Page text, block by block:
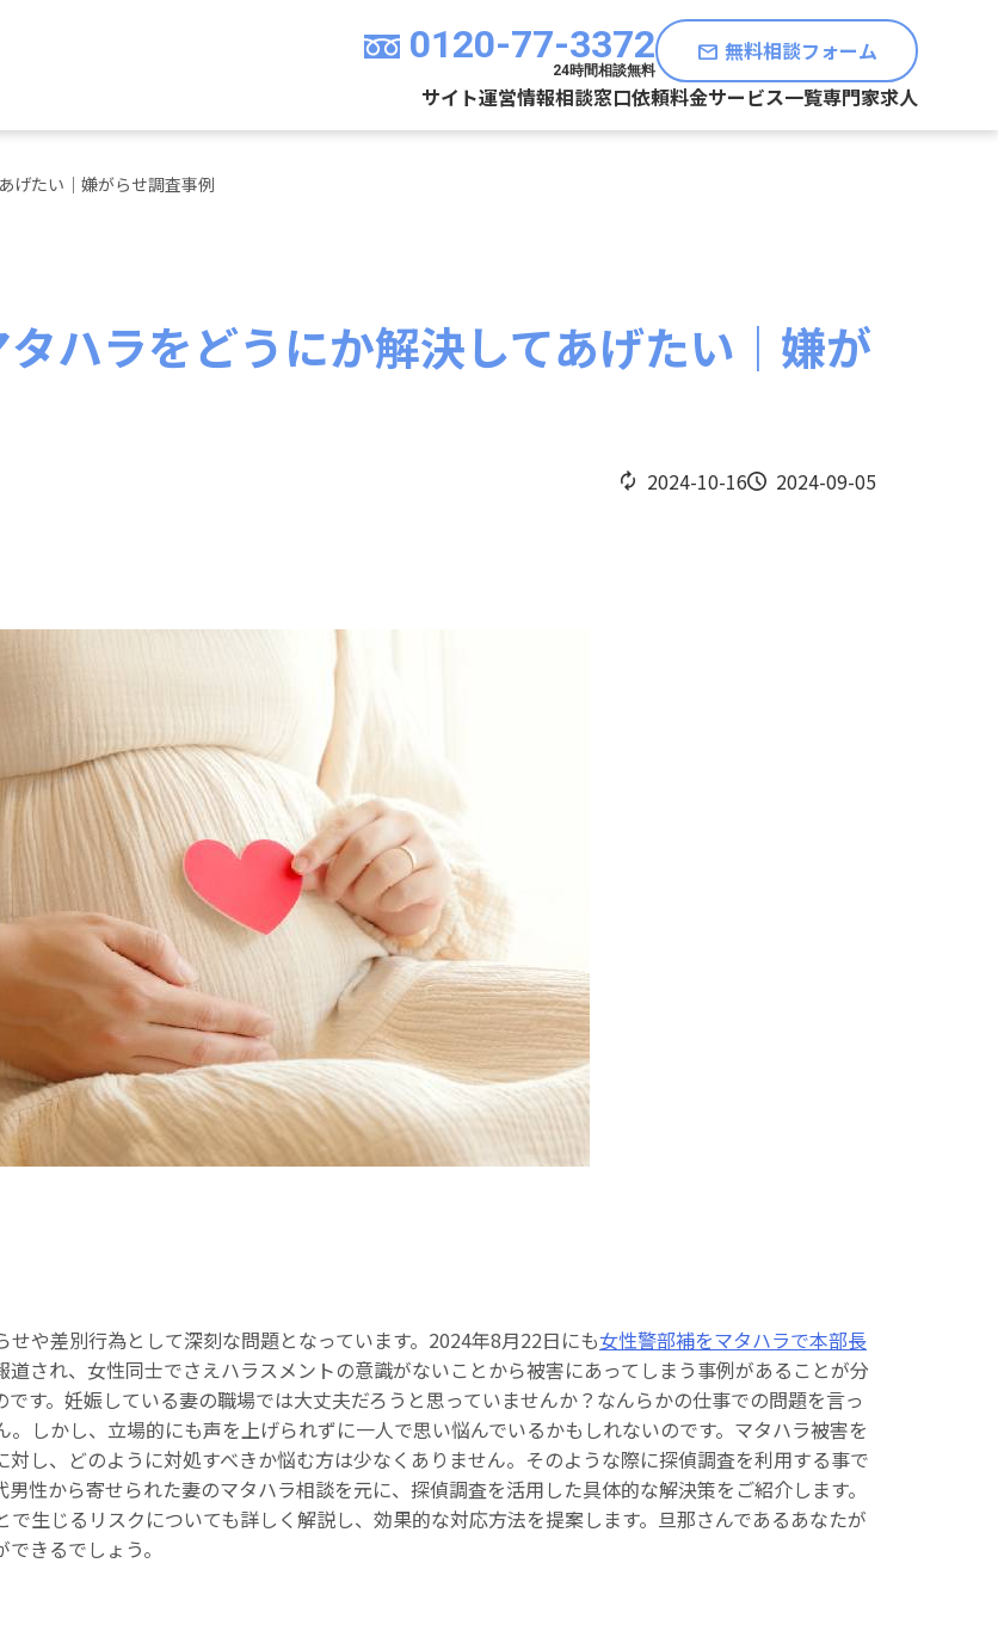
0120-77-3372
24時間相談無料
mail 無料相談フォーム
サイト運営情報相談窓口依頼料金サービス一覧専門家求人
げたい｜嫌がらせ調査事例
ハラをどうにか解決してあげたい｜嫌が
2024-10-16 2024-09-05
や差別行為として深刻な問題となっています。2024年8月22日にも女性警部補をマタハラで本部長
され、女性同士でさえハラスメントの意識がないことから被害にあってしまう事例があることが分
す。妊娠している妻の職場では大丈夫だろうと思っていませんか？なんらかの仕事での問題を言っ
しかし、立場的にも声を上げられずに一人で思い悩んでいるかもしれないのです。マタハラ被害を
し、どのように対処すべきか悩む方は少なくありません。そのような際に探偵調査を利用する事で
性から寄せられた妻のマタハラ相談を元に、探偵調査を活用した具体的な解決策をご紹介します。
生じるリスクについても詳しく解説し、効果的な対応方法を提案します。旦那さんであるあなたが
きるでしょう。